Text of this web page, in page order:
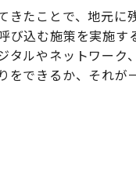
きたことで、地元に
び込む施策を実施す
ルやネットワーク、
をできるか、それが